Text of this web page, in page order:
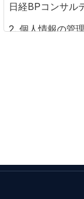
日経BPコンサル
2. 個人情報の管
4. 第三者提供
個人情報を第三